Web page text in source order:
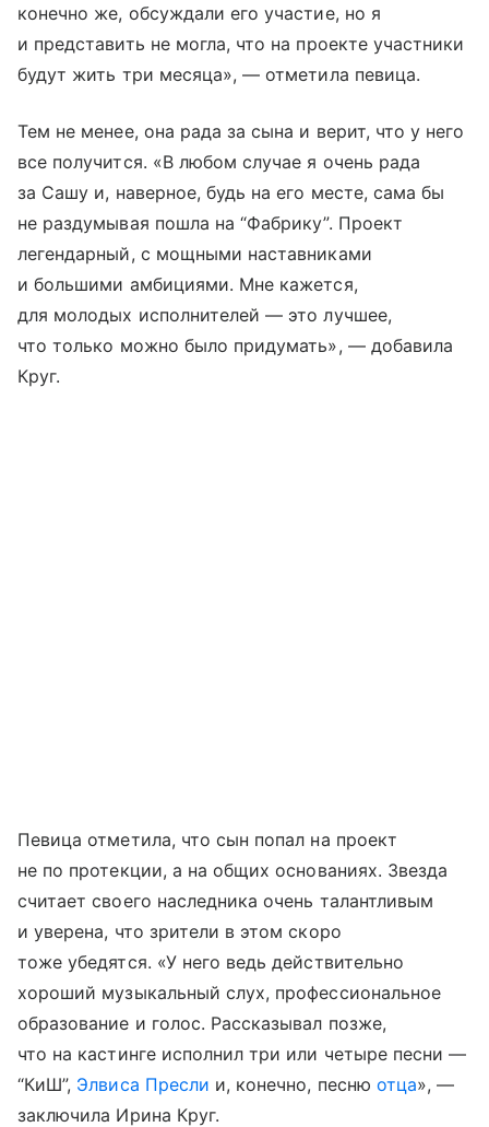
конечно же, обсуждали его участие, но я
и представить не могла, что на проекте участники
будут жить три месяца», — отметила певица.
Тем не менее, она рада за сына и верит, что у него
все получится. «В любом случае я очень рада
за Сашу и, наверное, будь на его месте, сама бы
не раздумывая пошла на “Фабрику”. Проект
легендарный, с мощными наставниками
и большими амбициями. Мне кажется,
для молодых исполнителей — это лучшее,
что только можно было придумать», — добавила
Круг.
Певица отметила, что сын попал на проект
не по протекции, а на общих основаниях. Звезда
считает своего наследника очень талантливым
и уверена, что зрители в этом скоро
тоже убедятся. «У него ведь действительно
хороший музыкальный слух, профессиональное
образование и голос. Рассказывал позже,
что на кастинге исполнил три или четыре песни —
“КиШ”, Элвиса Пресли и, конечно, песню отца», —
заключила Ирина Круг.